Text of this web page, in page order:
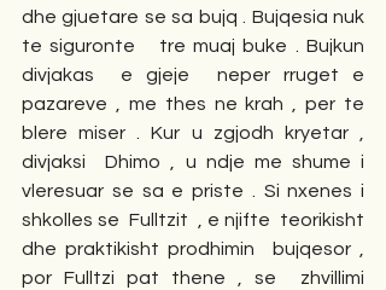
dhe gjuetare se sa bujq . Bujqesia nuk
te siguronte   tre muaj buke . Bujkun
divjakas  e gjeje  neper rruget e
pazareve , me thes ne krah , per te
blere miser . Kur u zgjodh kryetar ,
divjaksi  Dhimo , u ndje me shume i
vleresuar se sa e priste . Si nxenes i
shkolles se  Fulltzit  , e njifte  teorikisht
dhe praktikisht prodhimin  bujqesor ,
por Fulltzi pat thene , se  zhvillimi